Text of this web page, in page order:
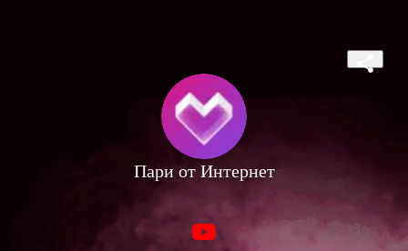
Пари от Интернет